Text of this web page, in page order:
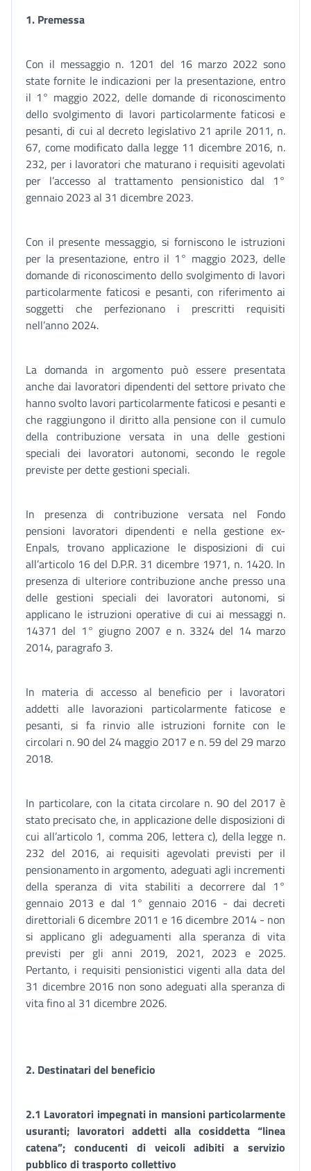
1. Premessa
Con il messaggio n. 1201 del 16 marzo 2022 sono
state fornite le indicazioni per la presentazione, entro
il 1° maggio 2022, delle domande di riconoscimento
dello svolgimento di lavori particolarmente faticosi e
pesanti, di cui al decreto legislativo 21 aprile 2011, n.
67, come modificato dalla legge 11 dicembre 2016, n.
232, per i lavoratori che maturano i requisiti agevolati
per l’accesso al trattamento pensionistico dal 1°
gennaio 2023 al 31 dicembre 2023.
Con il presente messaggio, si forniscono le istruzioni
per la presentazione, entro il 1° maggio 2023, delle
domande di riconoscimento dello svolgimento di lavori
particolarmente faticosi e pesanti, con riferimento ai
soggetti che perfezionano i prescritti requisiti
nell’anno 2024.
La domanda in argomento può essere presentata
anche dai lavoratori dipendenti del settore privato che
hanno svolto lavori particolarmente faticosi e pesanti e
che raggiungono il diritto alla pensione con il cumulo
della contribuzione versata in una delle gestioni
speciali dei lavoratori autonomi, secondo le regole
previste per dette gestioni speciali.
In presenza di contribuzione versata nel Fondo
pensioni lavoratori dipendenti e nella gestione ex-
Enpals, trovano applicazione le disposizioni di cui
all’articolo 16 del D.P.R. 31 dicembre 1971, n. 1420. In
presenza di ulteriore contribuzione anche presso una
delle gestioni speciali dei lavoratori autonomi, si
applicano le istruzioni operative di cui ai messaggi n.
14371 del 1° giugno 2007 e n. 3324 del 14 marzo
2014, paragrafo 3.
In materia di accesso al beneficio per i lavoratori
addetti alle lavorazioni particolarmente faticose e
pesanti, si fa rinvio alle istruzioni fornite con le
circolari n. 90 del 24 maggio 2017 e n. 59 del 29 marzo
2018.
In particolare, con la citata circolare n. 90 del 2017 è
stato precisato che, in applicazione delle disposizioni di
cui all’articolo 1, comma 206, lettera c), della legge n.
232 del 2016, ai requisiti agevolati previsti per il
pensionamento in argomento, adeguati agli incrementi
della speranza di vita stabiliti a decorrere dal 1°
gennaio 2013 e dal 1° gennaio 2016 - dai decreti
direttoriali 6 dicembre 2011 e 16 dicembre 2014 - non
si applicano gli adeguamenti alla speranza di vita
previsti per gli anni 2019, 2021, 2023 e 2025.
Pertanto, i requisiti pensionistici vigenti alla data del
31 dicembre 2016 non sono adeguati alla speranza di
vita fino al 31 dicembre 2026.
2. Destinatari del beneficio
2.1 Lavoratori impegnati in mansioni particolarmente
usuranti; lavoratori addetti alla cosiddetta “linea
catena”; conducenti di veicoli adibiti a servizio
pubblico di trasporto collettivo